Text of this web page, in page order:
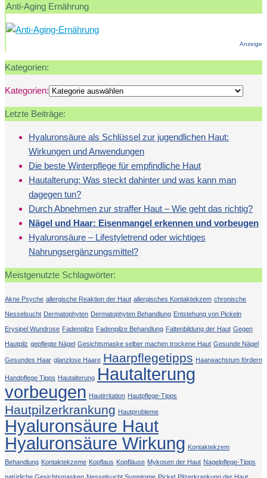
Anti-Aging Ernährung
Anzeige
Kategorien:
Kategorien:
Letzte Beiträge:
Hyaluronsäure als Schlüssel zur jugendlichen Haut:
Wirkungen und Anwendungen
Die beste Winterpflege für empfindliche Haut
Hautalterung: Was steckt dahinter und was kann man
dagegen tun?
Durch Abnehmen zur straffer Haut – Wie geht das richtig?
Nägel und Haar: Eisenmangel erkennen und vorbeugen
Hyaluronsäure – Lifestyletrend oder wichtiges
Nahrungsergänzungsmittel?
Meistgenutzte Schlagwörter:
Akne Psyche allergische Reaktion der Haut allergisches Kontaktekzem chronische
Nesselsucht Dermatophyten Dermatophyten Behandlung Entstehung von Pickeln
Erysipel Wundrose Fadenpilze Fadenpilze Behandlung Faltenbildung der Haut Gegen
Hautpilz gepflegte Nägel Gesichtsmaske selber machen trockene Haut Gesunde Nägel
Gesundes Haar glanzlose Haare Haarpflegetipps Haarwachstum fördern
Handpflege Tipps Hautalterung Hautalterung
vorbeugen Hautirritation Hautpflege-Tipps
Hautpilzerkrankung Hautprobleme
Hyaluronsäure Haut
Hyaluronsäure Wirkung Kontaktekzem
Behandlung Kontaktekzeme Kopflaus Kopfläuse Mykosen der Haut Nagelpflege-Tipps